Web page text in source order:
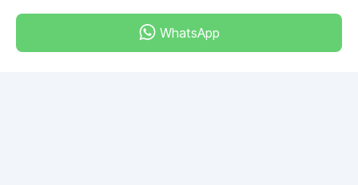
WhatsApp
PREGUNTAS FRECUENTES
Hágase socio